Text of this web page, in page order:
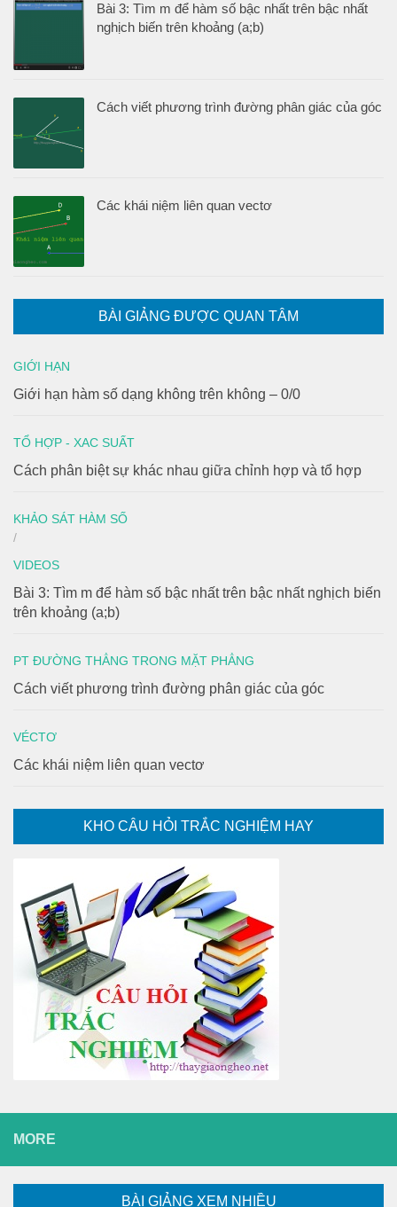
Bài 3: Tìm m để hàm số bậc nhất trên bậc nhất
nghịch biến trên khoảng (a;b)
Cách viết phương trình đường phân giác của góc
Các khái niệm liên quan vectơ
BÀI GIẢNG ĐƯỢC QUAN TÂM
GIỚI HẠN
Giới hạn hàm số dạng không trên không – 0/0
TỔ HỢP - XAC SUẤT
Cách phân biệt sự khác nhau giữa chỉnh hợp và tổ hợp
KHẢO SÁT HÀM SỐ
/
VIDEOS
Bài 3: Tìm m để hàm số bậc nhất trên bậc nhất nghịch biến
trên khoảng (a;b)
PT ĐƯỜNG THẲNG TRONG MẶT PHẲNG
Cách viết phương trình đường phân giác của góc
VÉCTƠ
Các khái niệm liên quan vectơ
KHO CÂU HỎI TRẮC NGHIỆM HAY
MORE
BÀI GIẢNG XEM NHIỀU